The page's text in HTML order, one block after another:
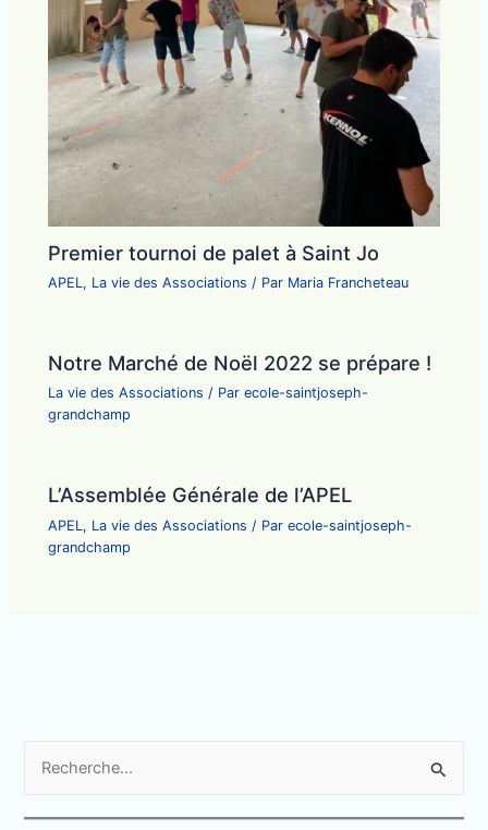
Premier tournoi de palet à Saint Jo
APEL, La vie des Associations / Par Maria Francheteau
Notre Marché de Noël 2022 se prépare !
La vie des Associations / Parecole-saintjoseph-
grandchamp
L’Assemblée Générale de l’APEL
APEL , La vie des Associations / Parecole-saintjoseph-
grandchamp
c